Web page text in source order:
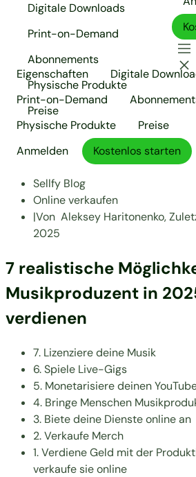
Digitale Downloads
Print-on-Demand
Abonnements
Physische Produkte
Preise
Eigenschaften
Digitale
Print-on-Demand
Physische Produkte
Preise
Anmelden
Kostenlos starten
Sellfy Blog
Online verkaufen
|Von Aleksey Haritonenko,
2025
7 realistische
Musikproduzent in
verdienen
7. Lizenziere deine Musik
6. Spiele Live-Gigs
5. Monetarisiere deinen
4. Bringe Menschen
3. Biete deine Dienste online an
2. Verkaufe Merch
1. Verdiene Geld mit der
verkaufe sie online